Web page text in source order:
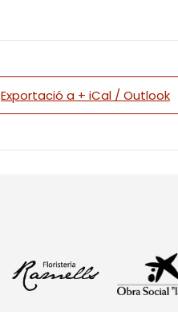
Exportació a + iCal / Outlook